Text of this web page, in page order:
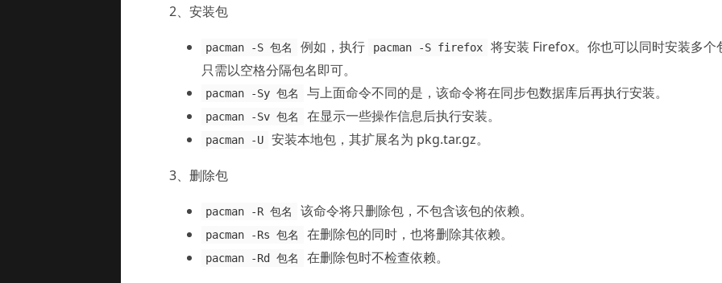
2、安装包
pacman -S 包名 例如，执行 pacman -S firefox
将安装 Firefox。你也可以同时安装多个
只需以空格分隔包名即可。
pacman -Sy 包名 与上面命令不同的是，该命令将在同步包数据库后再执行安装。
pacman -Sv 包名 在显示一些操作信息后执行安装。
pacman -U 安装本地包，其扩展名为 pkg.tar.gz。
3、删除包
pacman -R 包名 该命令将只删除包，不包含该包的依赖。
pacman -Rs 包名 在删除包的同时，也将删除其依赖。
pacman -Rd 包名 在删除包时不检查依赖。